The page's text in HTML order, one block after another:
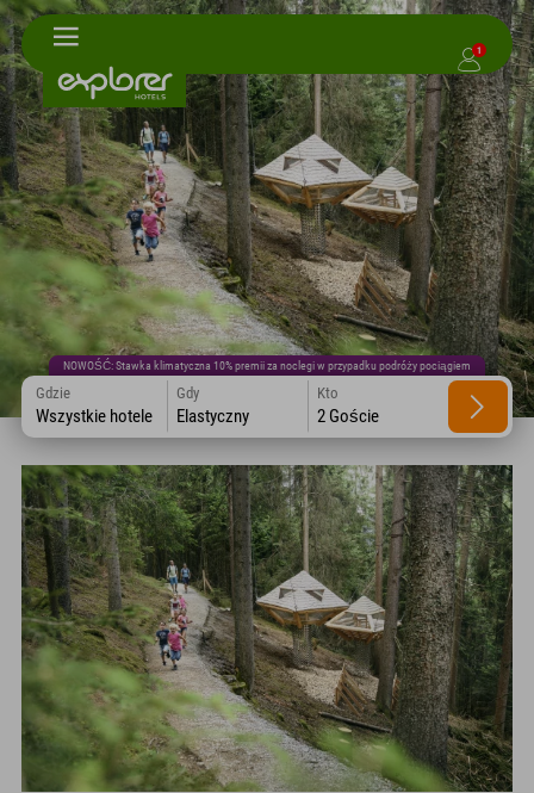
1
NOWOŚĆ: Stawka klimatyczna 10% premii za noclegi w przypadku podróży pociągiem
Gdzie
Wszystkie hotele
Gdy
Elastyczny
Kto
2 Goście